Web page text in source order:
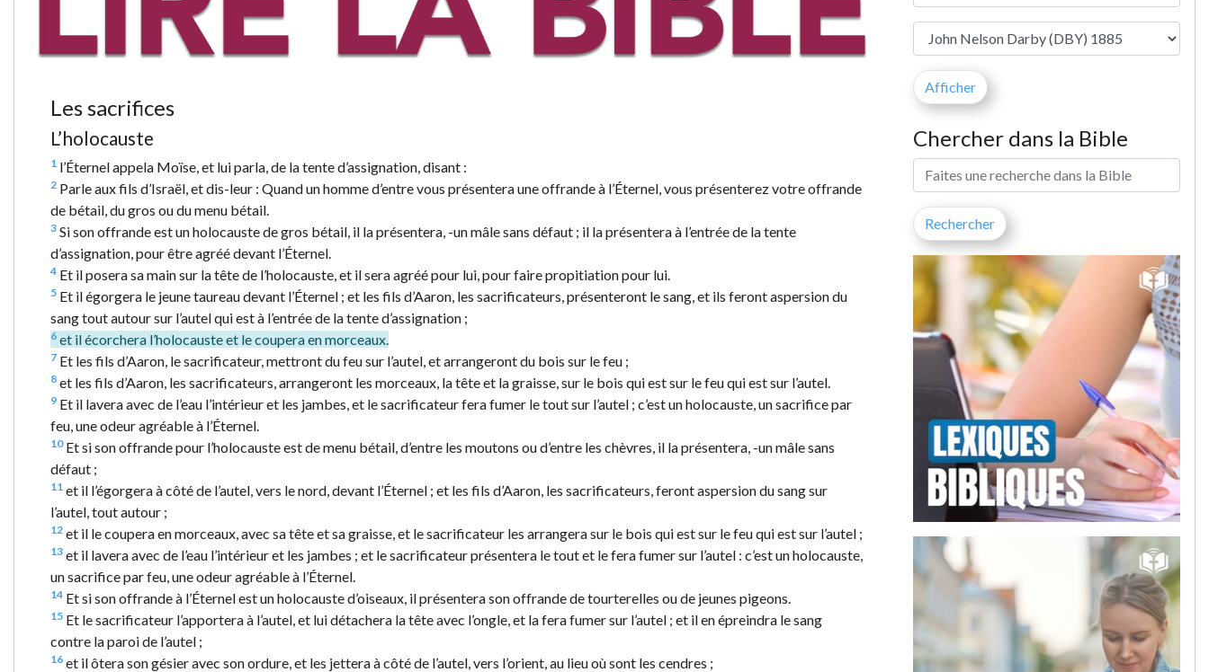
Les sacrifices
L’holocauste
1 l’Éternel appela Moïse, et lui parla, de la tente d’assignation, disant :
2 Parle aux fils d’Israël, et dis-leur : Quand un homme d’entre vous présentera une offrande à l’Éternel, vous présenterez votre offrande
de bétail, du gros ou du menu bétail.
3 Si son offrande est un holocauste de gros bétail, il la présentera, -un mâle sans défaut ; il la présentera à l’entrée de la tente
d’assignation, pour être agréé devant l’Éternel.
4 Et il posera sa main sur la tête de l’holocauste, et il sera agréé pour lui, pour faire propitiation pour lui.
5 Et il égorgera le jeune taureau devant l’Éternel ; et les fils d’Aaron, les sacrificateurs, présenteront le sang, et ils feront aspersion du
sang tout autour sur l’autel qui est à l’entrée de la tente d’assignation ;
6 et il écorchera l’holocauste et le coupera en morceaux.
7 Et les fils d’Aaron, le sacrificateur, mettront du feu sur l’autel, et arrangeront du bois sur le feu ;
8 et les fils d’Aaron, les sacrificateurs, arrangeront les morceaux, la tête et la graisse, sur le bois qui est sur le feu qui est sur l’autel.
9 Et il lavera avec de l’eau l’intérieur et les jambes, et le sacrificateur fera fumer le tout sur l’autel ; c’est un holocauste, un sacrifice par
feu, une odeur agréable à l’Éternel.
10Et si son offrande pour l’holocauste est de menu bétail, d’entre les moutons ou d’entre les chèvres, il la présentera, -un mâle sans
défaut ;
11 et il l’égorgera à côté de l’autel, vers le nord, devant l’Éternel ; et les fils d’Aaron, les sacrificateurs, feront aspersion du sang sur
l’autel, tout autour ;
12 et il le coupera en morceaux, avec sa tête et sa graisse, et le sacrificateur les arrangera sur le bois qui est sur le feu qui est sur l’autel ;
13 et il lavera avec de l’eau l’intérieur et les jambes ; et le sacrificateur présentera le tout et le fera fumer sur l’autel : c’est un holocauste,
un sacrifice par feu, une odeur agréable à l’Éternel.
14 Et si son offrande à l’Éternel est un holocauste d’oiseaux, il présentera son offrande de tourterelles ou de jeunes pigeons.
15 Et le sacrificateur l’apportera à l’autel, et lui détachera la tête avec l’ongle, et la fera fumer sur l’autel ; et il en épreindra le sang
contre la paroi de l’autel ;
16 et il ôtera son gésier avec son ordure, et les jettera à côté de l’autel, vers l’orient, au lieu où sont les cendres ;
Chercher dans la Bible